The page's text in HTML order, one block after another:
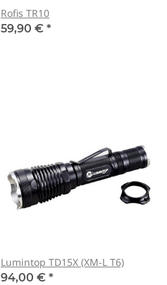
Rofis TR10
59,90 € *
Lumintop TD15X (XM-L T6)
94,00 € *